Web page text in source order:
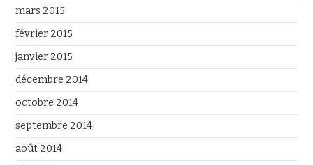
mars 2015
février 2015
janvier 2015
décembre 2014
octobre 2014
septembre 2014
août 2014